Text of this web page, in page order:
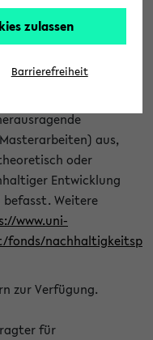
Abschlussarbeit beim
nutzen Sie für Ihre
formulare.uni-
913/>. Die
aus,
oder
Entwicklung
Weitere
www.uni-
fonds/nachhaltigkeitsp
zur Verfügung.
für
zulassen
Barrierefreiheit